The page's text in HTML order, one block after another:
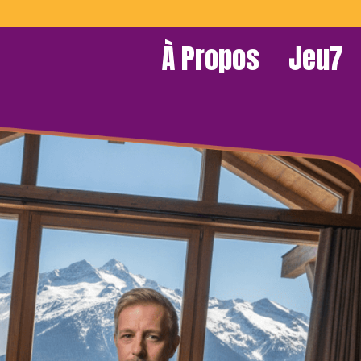
À Propos Jeu7